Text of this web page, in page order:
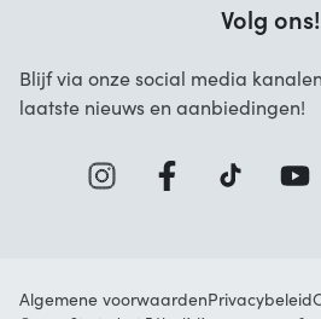
Zakelijke Oplossingen
Volg ons!
Blijf via onze social media
laatste nieuws en aanbiedingen!
Algemene voorwaardenPrivacybeleid